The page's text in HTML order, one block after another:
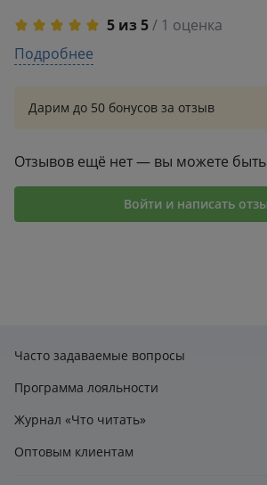
5 из 5/ 1 оценка
5
Подробнее
Дарим до 50 бонусов за отзыв
Отзывов ещё нет — вы можете
Войти и написать
Часто задаваемые вопросы
Программа лояльности
Журнал «Что читать»
Оптовым клиентам